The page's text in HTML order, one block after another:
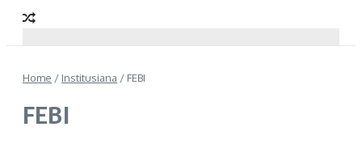
Home / Institusiana / FEBI
FEBI